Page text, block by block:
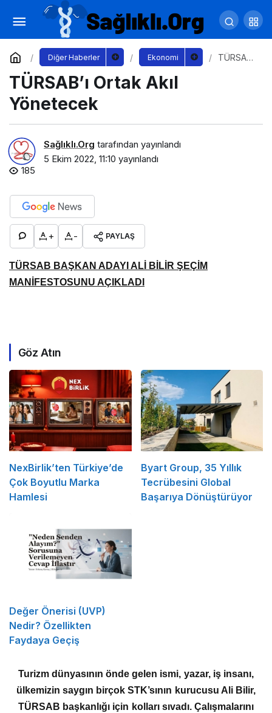
Diğer Haberler Ekonomi
TÜRSAB’ı
TÜRSAB’ı Ortak Akıl
Yönetecek
Sağlıklı.Org tarafından yayınlandı
5 Ekim 2022, 11:10 yayınlandı
185
+ - PAYLAŞ
TÜRSAB BAŞKAN ADAYI ALİ BİLİR ŞEÇİM
MANİFESTOSUNU AÇIKLADI
Göz Atın
NexBirlik’ten Türkiye’de
Çok Boyutlu Marka
Hamlesi
Byart Group, 35 Yıllık
Tecrübesini Global
Başarıya Dönüştürüyor
Değer Önerisi (UVP)
Nedir? Özellikten
Faydaya Geçiş
Turizm dünyasının önde gelen ismi, yazar, iş insanı,
ülkemizin saygın birçok STK’sının kurucusu Ali Bilir,
TÜRSAB başkanlığı için kolları sıvadı. Çalışmalarını
MilSOFT ve Bites Savunma İş Birliği
Anlaşması İmzaladı
Yorum Yap Paylaş